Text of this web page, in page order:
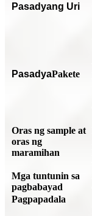
Pasadyang Uri
PasadyaPakete
Oras ng sample at
oras ng
maramihan
Mga tuntunin sa
pagbabayad
Pagpapadala